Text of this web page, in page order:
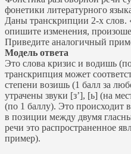
фонетики литературного
Даны транскрипции 2-х слов.
опишите изменения,
Приведите аналогичный
Модель ответа
Это слова кризис и водишь
транскрипция может
степени возишь (1 балл за
утрачены звуки [з’], [ь] (на
(по 1 баллу). Это происходит
в позиции между двумя
речи это распространенное
пример).